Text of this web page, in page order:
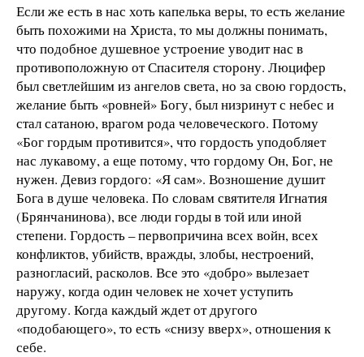
Если же есть в нас хоть капелька веры, то есть желание
быть похожими на Христа, то мы должны понимать,
что подобное душевное устроение уводит нас в
противоположную от Спасителя сторону. Люцифер
был светлейшим из ангелов света, но за свою гордость,
желание быть «ровней» Богу, был низринут с небес и
стал сатаною, врагом рода человеческого. Потому
«Бог гордым противится», что гордость уподобляет
нас лукавому, а еще потому, что гордому Он, Бог, не
нужен. Девиз гордого: «Я сам». Возношение душит
Бога в душе человека. По словам святителя Игнатия
(Брянчанинова), все люди горды в той или иной
степени. Гордость – первопричина всех войн, всех
конфликтов, убийств, вражды, злобы, нестроений,
разногласий, расколов. Все это «добро» вылезает
наружу, когда один человек не хочет уступить
другому. Когда каждый ждет от другого
«подобающего», то есть «снизу вверх», отношения к
себе.